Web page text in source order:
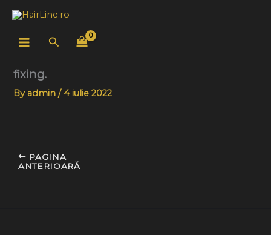
content
Search
fixing.
By admin/ 4 iulie 2022
PAGINA
ANTERIOARĂ